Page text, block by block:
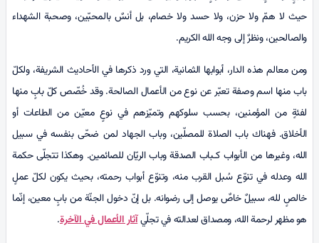
حيث لا همّ ولا حزن، ولا حسد ولا خصام، بل أنسٌ بالمحبّين، وصحبة الشهداء
والصالحين، ونظرٌ إلى وجه الله الكريم.
ومن معالم هذه الدار، أبوابها الثمانية، التي ورد ذكرها في الأحاديث الشريفة، ولكلّ
باب منها اسم وصفة تعبّر عن نوع من الأعمال الصالحة. وقد خُصّص كلّ بابٍ منها
لفئةٍ من المؤمنين، بحسب سلوكهم وتميّزهم في نوعٍ معيّن من الطاعات أو
الأخلاق. فهناك باب الصلاة للمصلّين، وباب الجهاد لمن ضحّى بنفسه في سبيل
الله، وغيرها من الأبواب كـباب الصدقة وباب الريّان للصائمين. وهكذا تتجلّى حكمة
الله وعدله في تنوّع سُبل القرب منه، وتنوّع أبواب رحمته، بحيث يكون لكلّ عملٍ
خالصٍ لله، سبيلٌ خاصٌ يوصل إلى رضوانه. بل إنّ دخول الجنّة من بابٍ معين، إنّما
هو مظهر لرحمة الله، ومصداق لعدالته في تجلّيآثار الأعمال في الآخرة.